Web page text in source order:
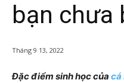
bạn chưa
Tháng 9 13, 2022
Đặc điểm sinh học của cá